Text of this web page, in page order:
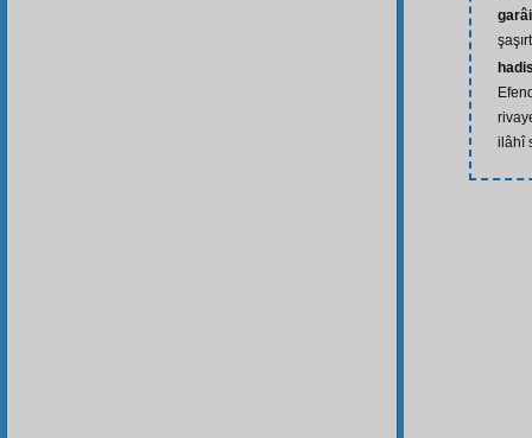
ilâhî